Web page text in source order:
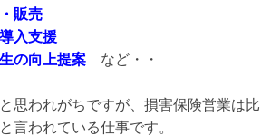
販売
入支援
の向上提案 など・・
思われがちですが、損害保険営業は比
言われている仕事です。